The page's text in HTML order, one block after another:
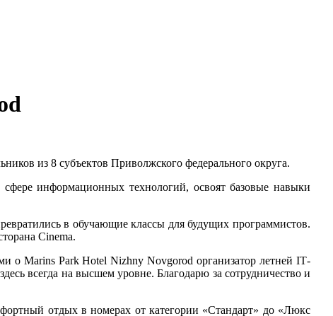
из 8 субъектов Приволжского федерального округа.
информационных технологий, освоят базовые навыки
в обучающие классы для будущих программистов.
Cinema.
о Marins Park Hotel Nizhny Novgorod организатор летнейIT-
всегда на высшем уровне. Благодарю за сотрудничество и
отдых в номерах от категории «Стандарт» до «Люкс